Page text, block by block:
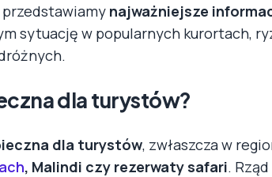
najważniejsze
sytuację w popularnych kurortach,
dla turystów?
dla turystów, zwłaszcza w
, Malindi czy rezerwaty safari.